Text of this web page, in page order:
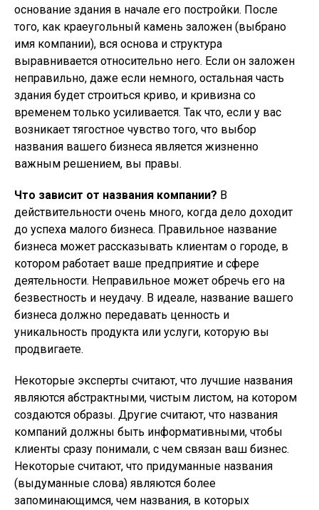
основание здания в начале его постройки. После
того, как краеугольный камень заложен (выбрано
имя компании), вся основа и структура
выравнивается относительно него. Если он заложен
неправильно, даже если немного, остальная часть
здания будет строиться криво, и кривизна со
временем только усиливается. Так что, если у вас
возникает тягостное чувство того, что выбор
названия вашего бизнеса является жизненно
важным решением, вы правы.
Что зависит от названия компании? В
действительности очень много, когда дело доходит
до успеха малого бизнеса. Правильное название
бизнеса может рассказывать клиентам о городе, в
котором работает ваше предприятие и сфере
деятельности. Неправильное может обречь его на
безвестность и неудачу. В идеале, название вашего
бизнеса должно передавать ценность и
уникальность продукта или услуги, которую вы
продвигаете.
Некоторые эксперты считают, что лучшие названия
являются абстрактными, чистым листом, на котором
создаются образы. Другие считают, что названия
компаний должны быть информативными, чтобы
клиенты сразу понимали, с чем связан ваш бизнес.
Некоторые считают, что придуманные названия
(выдуманные слова) являются более
запоминающимся, чем названия, в которых